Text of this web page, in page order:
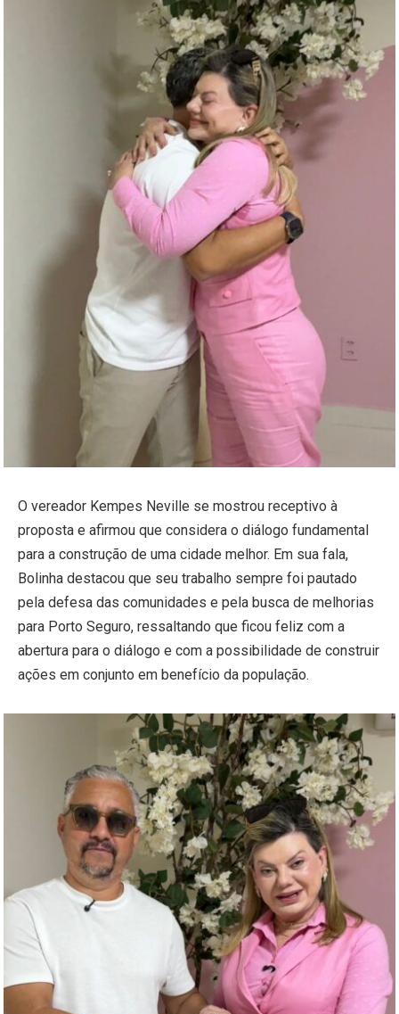
O vereador Kempes Neville se mostrou receptivo à
proposta e afirmou que considera o diálogo fundamental
para a construção de uma cidade melhor. Em sua fala,
Bolinha destacou que seu trabalho sempre foi pautado
pela defesa das comunidades e pela busca de melhorias
para Porto Seguro, ressaltando que ficou feliz com a
abertura para o diálogo e com a possibilidade de construir
ações em conjunto em benefício da população.